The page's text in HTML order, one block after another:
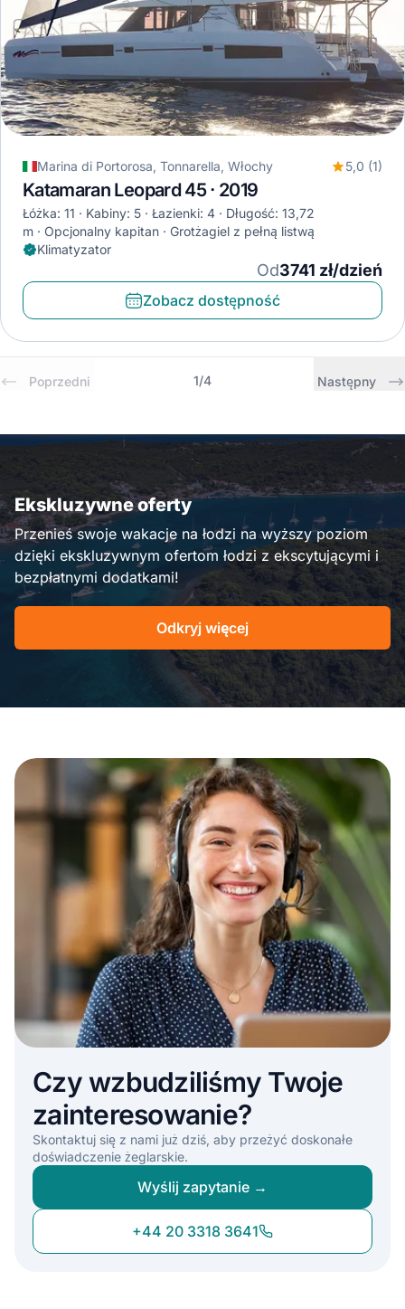
Marina di Portorosa, Tonnarella, Włochy 5,0 (1)
Katamaran Leopard 45 · 2019
Łóżka: 11 Kabiny: 5 Łazienki: 4
Długość: 13,72
m
Opcjonalny kapitan
Grotżagiel z pełną listwą
Klimatyzator
Od3741 zł/dzień
Zobacz dostępność
Poprzedni 1/4 Następny
Ekskluzywne oferty
Przenieś swoje wakacje na łodzi na wyższy poziom
dzięki ekskluzywnym ofertom łodzi z ekscytującymi i
bezpłatnymi dodatkami!
Odkryj więcej
Czy wzbudziliśmy Twoje
zainteresowanie?
Skontaktuj się z nami już dziś, aby przeżyć doskonałe
doświadczenie żeglarskie.
Wyślij zapytanie →
+44 20 3318 3641